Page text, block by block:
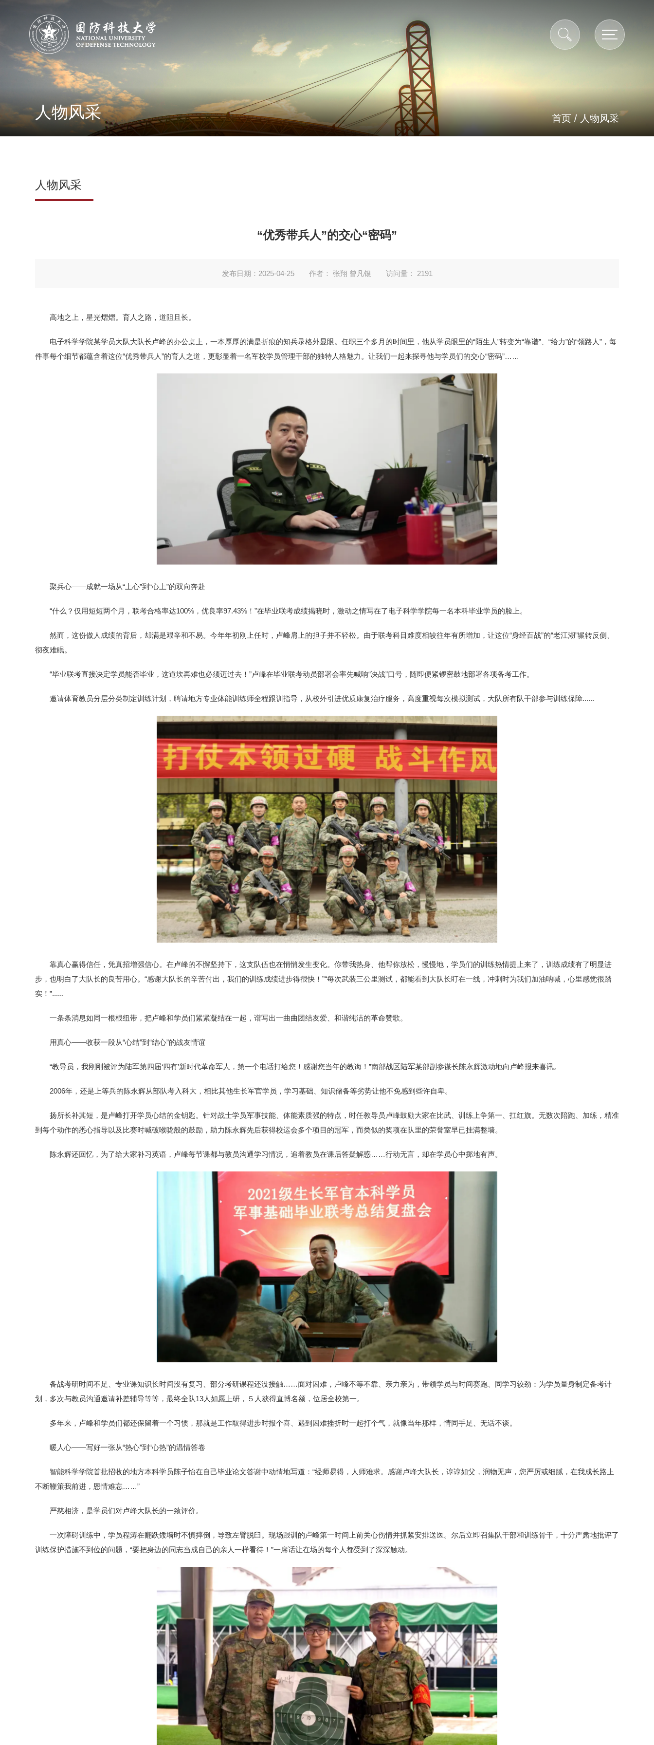
人物风采 首页/人物风采
人物风采
“优秀带兵人”的交心“密码”
发布日期：2025-04-25 作者： 张翔 曾凡银 访问量： 2191
高地之上，星光熠熠。育人之路，道阻且长。
电子科学学院某学员大队大队长卢峰的办公桌上，一本厚厚的满是折痕的知兵录格外显眼。任职三个多月的时间里，他从学员眼里的“陌生人”转变为“靠谱”、“给力”的“领路人”，每
件事每个细节都蕴含着这位“优秀带兵人”的育人之道，更彰显着一名军校学员管理干部的独特人格魅力。让我们一起来探寻他与学员们的交心“密码”……
聚兵心——成就一场从“上心”到“心上”的双向奔赴
“什么？仅用短短两个月，联考合格率达100%，优良率97.43%！”在毕业联考成绩揭晓时，激动之情写在了电子科学学院每一名本科毕业学员的脸上。
然而，这份傲人成绩的背后，却满是艰辛和不易。今年年初刚上任时，卢峰肩上的担子并不轻松。由于联考科目难度相较往年有所增加，让这位“身经百战”的“老江湖”辗转反侧、
彻夜难眠。
“毕业联考直接决定学员能否毕业，这道坎再难也必须迈过去！”卢峰在毕业联考动员部署会率先喊响“决战”口号，随即便紧锣密鼓地部署各项备考工作。
邀请体育教员分层分类制定训练计划，聘请地方专业体能训练师全程跟训指导，从校外引进优质康复治疗服务，高度重视每次模拟测试，大队所有队干部参与训练保障......
靠真心赢得信任，凭真招增强信心。在卢峰的不懈坚持下，这支队伍也在悄悄发生变化。你带我热身、他帮你放松，慢慢地，学员们的训练热情提上来了，训练成绩有了明显进
步，也明白了大队长的良苦用心。“感谢大队长的辛苦付出，我们的训练成绩进步得很快！”“每次武装三公里测试，都能看到大队长盯在一线，冲刺时为我们加油呐喊，心里感觉很踏
实！”......
一条条消息如同一根根纽带，把卢峰和学员们紧紧凝结在一起，谱写出一曲曲团结友爱、和谐纯洁的革命赞歌。
用真心——收获一段从“心结”到“结心”的战友情谊
“教导员，我刚刚被评为陆军第四届‘四有’新时代革命军人，第一个电话打给您！感谢您当年的教诲！”南部战区陆军某部副参谋长陈永辉激动地向卢峰报来喜讯。
2006年，还是上等兵的陈永辉从部队考入科大，相比其他生长军官学员，学习基础、知识储备等劣势让他不免感到些许自卑。
扬所长补其短，是卢峰打开学员心结的金钥匙。针对战士学员军事技能、体能素质强的特点，时任教导员卢峰鼓励大家在比武、训练上争第一、扛红旗。无数次陪跑、加练，精准
到每个动作的悉心指导以及比赛时喊破喉咙般的鼓励，助力陈永辉先后获得校运会多个项目的冠军，而类似的奖项在队里的荣誉室早已挂满整墙。
陈永辉还回忆，为了给大家补习英语，卢峰每节课都与教员沟通学习情况，追着教员在课后答疑解惑……行动无言，却在学员心中掷地有声。
备战考研时间不足、专业课知识长时间没有复习、部分考研课程还没接触……面对困难，卢峰不等不靠、亲力亲为，带领学员与时间赛跑、同学习较劲：为学员量身制定备考计
划，多次与教员沟通邀请补差辅导等等，最终全队13人如愿上研，５人获得直博名额，位居全校第一。
多年来，卢峰和学员们都还保留着一个习惯，那就是工作取得进步时报个喜、遇到困难挫折时一起打个气，就像当年那样，情同手足、无话不谈。
暖人心——写好一张从“热心”到“心热”的温情答卷
智能科学学院首批招收的地方本科学员陈子怡在自己毕业论文答谢中动情地写道：“经师易得，人师难求。感谢卢峰大队长，谆谆如父，润物无声，您严厉或细腻，在我成长路上
不断鞭策我前进，恩情难忘……”
严慈相济，是学员们对卢峰大队长的一致评价。
一次障碍训练中，学员程涛在翻跃矮墙时不慎摔倒，导致左臂脱臼。现场跟训的卢峰第一时间上前关心伤情并抓紧安排送医。尔后立即召集队干部和训练骨干，十分严肃地批评了
训练保护措施不到位的问题，“要把身边的同志当成自己的亲人一样看待！”一席话让在场的每个人都受到了深深触动。